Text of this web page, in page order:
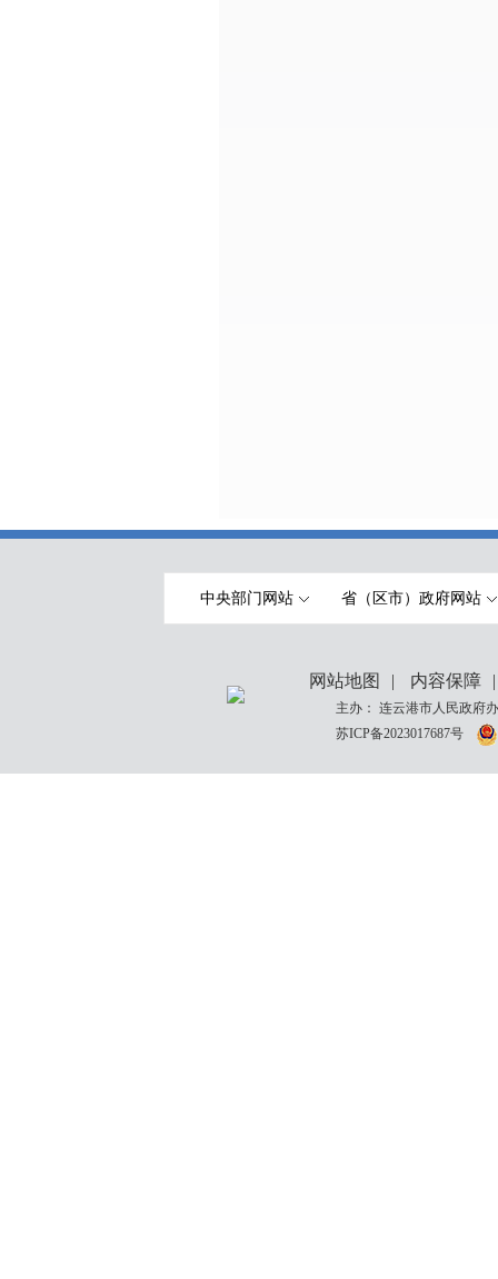
中央部门网站 省（区市）政府网站
网站地图 | 内容保障 |
主办： 连云港市人民政
苏ICP备2023017687号